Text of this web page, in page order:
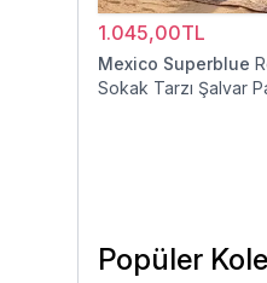
1.045,00TL
Mexico Superblue
Sokak Tarzı Şalvar
Popüler